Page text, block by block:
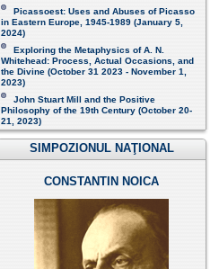
Picassoest: Uses and Abuses of Picasso
in Eastern Europe, 1945-1989 (January 5,
2024)
Exploring the Metaphysics of A. N.
Whitehead: Process, Actual Occasions, and
the Divine (October 31 2023 - November 1,
2023)
John Stuart Mill and the Positive
Philosophy of the 19th Century (October 20-
21, 2023 )
SIMPOZIONUL NAŢIONAL
CONSTANTIN NOICA